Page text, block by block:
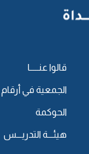
، فقرأها النبي
فإذا جاوز النصف
عندهم بطرق كثيرة ولكن
قالوا عنـــــا
الجمعية في أرقام
الحوكمة
هيئـــة التدريـــس